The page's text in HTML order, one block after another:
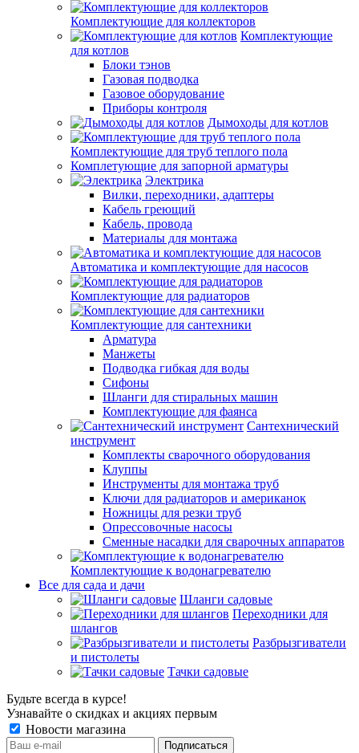
Комплектующие для коллекторов
Комплектующие
для котлов
Блоки тэнов
Газовая подводка
Газовое оборудование
Приборы контроля
Дымоходы для котлов
Комплектующие для труб теплого пола
Комплетующие для запорной арматуры
Электрика
Вилки, переходники, адаптеры
Кабель греющий
Кабель, провода
Материалы для монтажа
Автоматика и комплектующие для насосов
Комплектующие для радиаторов
Комплектующие для сантехники
Арматура
Манжеты
Подводка гибкая для воды
Сифоны
Шланги для стиральных машин
Комплектующие для фаянса
Сантехнический
инструмент
Комплекты сварочного оборудования
Клуппы
Инструменты для монтажа труб
Ключи для радиаторов и американок
Ножницы для резки труб
Опрессовочные насосы
Сменные насадки для сварочных аппаратов
Комплектующие к водонагревателю
Все для сада и дачи
Шланги садовые
Переходники для
шлангов
Разбрызгиватели
и пистолеты
Тачки садовые
Будьте всегда в курсе!
Узнавайте о скидках и акциях первым
Новости магазина